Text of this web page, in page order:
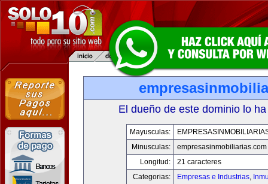
El dueño de este dominio lo
Mayusculas:
Minusculas:
empresasinmobiliarias.com
Longitud:
21 caracteres
Categorias:
Empresas e Industrias,